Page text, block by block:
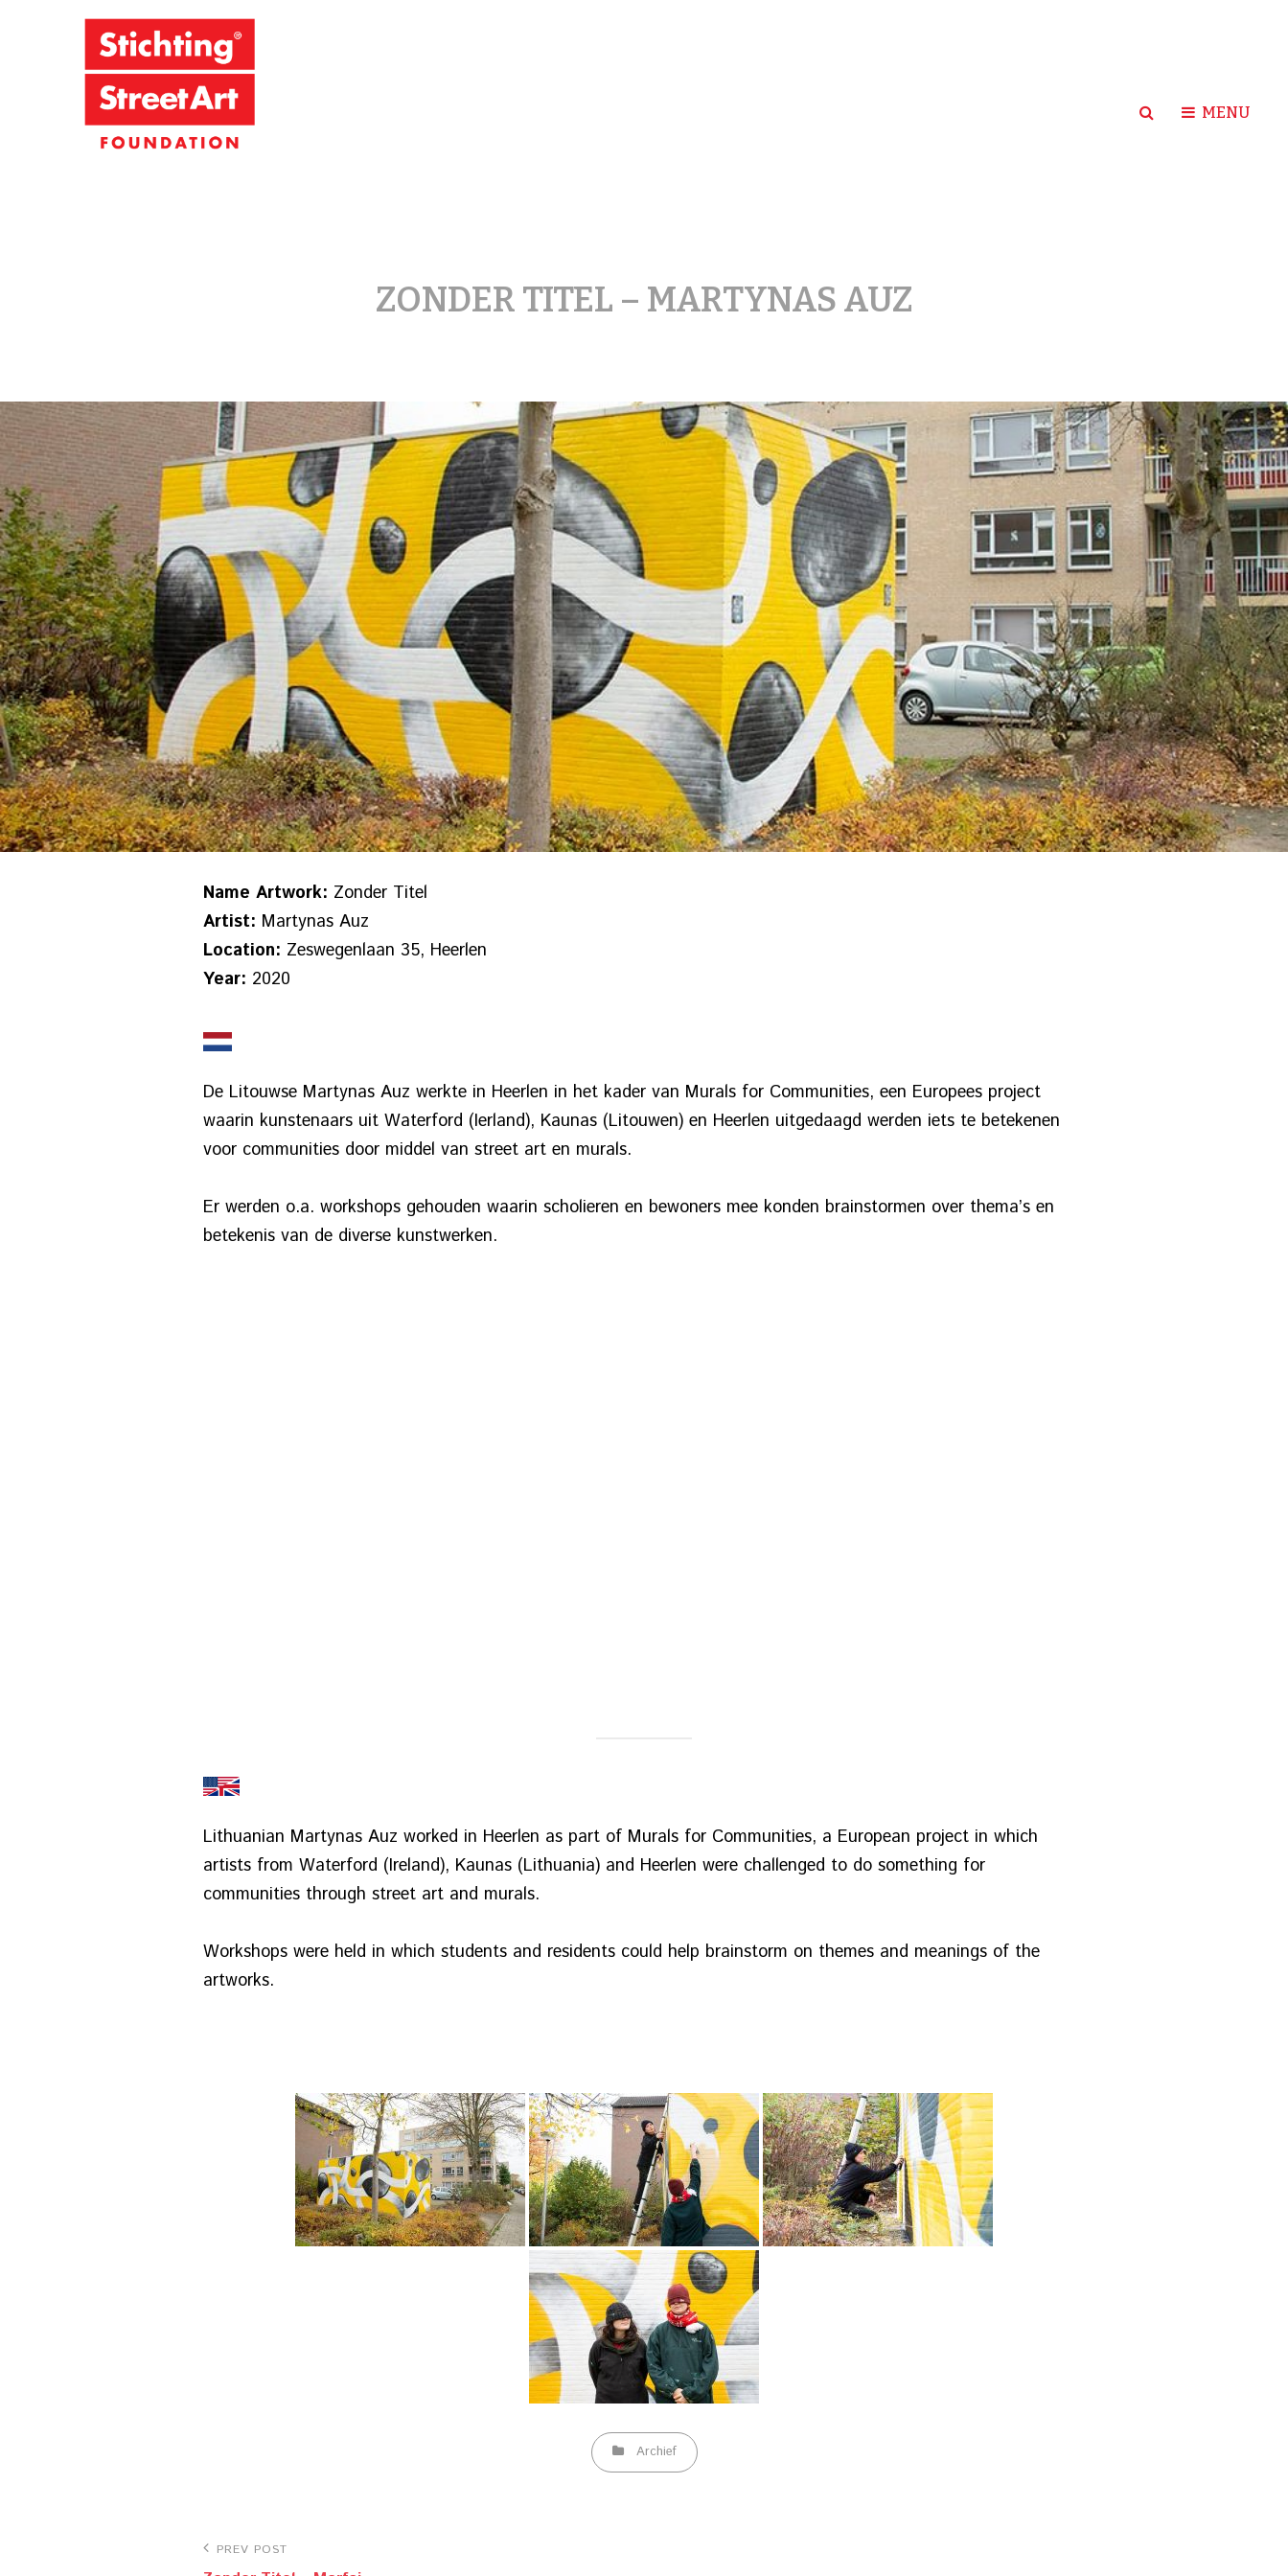
SEARCHMENU
ZONDER TITEL – MARTYNAS AUZ
Name Artwork: Zonder Titel
Artist: Martynas Auz
Location: Zeswegenlaan 35, Heerlen
Year: 2020
De Litouwse Martynas Auz werkte in Heerlen in het kader van Murals for Communities, een Europees project
waarin kunstenaars uit Waterford (Ierland), Kaunas (Litouwen) en Heerlen uitgedaagd werden iets te betekenen
voor communities door middel van street art en murals.
Er werden o.a. workshops gehouden waarin scholieren en bewoners mee konden brainstormen over thema’s en
betekenis van de diverse kunstwerken.
Lithuanian Martynas Auz worked in Heerlen as part of Murals for Communities, a European project in which
artists from Waterford (Ireland), Kaunas (Lithuania) and Heerlen were challenged to do something for
communities through street art and murals.
Workshops were held in which students and residents could help brainstorm on themes and meanings of the
artworks.
Categories
Archief
Bericht
Previous
PREV POST